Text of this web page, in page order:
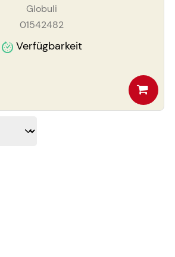
Globuli
01542482
Verfügbarkeit